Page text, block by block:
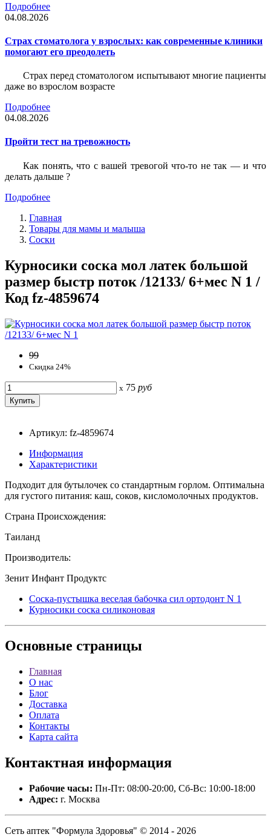
Подробнее
04.08.2026
Страх стоматолога у взрослых: как современные клиники
помогают его преодолеть
Страх перед стоматологом испытывают многие пациенты
даже во взрослом возрасте
Подробнее
04.08.2026
Пройти тест на тревожность
Как понять, что с вашей тревогой что-то не так — и что
делать дальше ?
Подробнее
Главная
Товары для мамы и малыша
Соски
Курносики соска мол латек большой
размер быстр поток /12133/ 6+мес N 1 /
Код fz-4859674
99
Скидка 24%
x 75 руб
Артикул: fz-4859674
Информация
Характеристики
Подходит для бутылочек со стандартным горлом. Оптимальна
для густого питания: каш, соков, кисломолочных продуктов.
Страна Происхождения:
Таиланд
Производитель:
Зенит Инфант Продуктс
Соска-пустышка веселая бабочка сил ортодонт N 1
Курносики соска силиконовая
Основные страницы
Главная
О нас
Блог
Доставка
Оплата
Контакты
Карта сайта
Контактная информация
Рабочие часы: Пн-Пт: 08:00-20:00, Сб-Вс: 10:00-18:00
Адрес: г. Москва
Сеть аптек "Формула Здоровья" © 2014 - 2026